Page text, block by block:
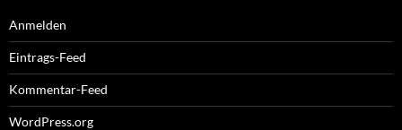
Anmelden
Eintrags-Feed
Kommentar-Feed
WordPress.org